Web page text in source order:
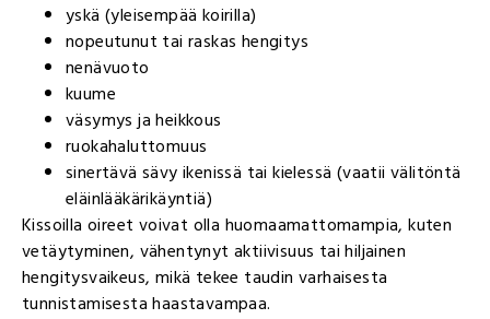
yskä (yleisempää koirilla)
nopeutunut tai raskas hengitys
nenävuoto
kuume
väsymys ja heikkous
ruokahaluttomuus
sinertävä sävy ikenissä tai kielessä (vaatii välitöntä
eläinlääkärikäyntiä)
Kissoilla oireet voivat olla huomaamattomampia, kuten
vetäytyminen, vähentynyt aktiivisuus tai hiljainen
hengitysvaikeus, mikä tekee taudin varhaisesta
tunnistamisesta haastavampaa.